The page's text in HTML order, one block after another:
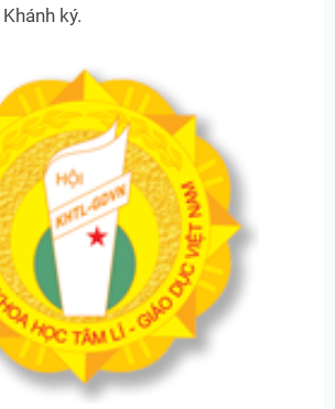
ký.